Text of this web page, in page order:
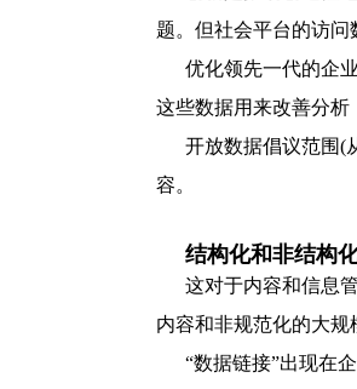
题。但社会平台的访问
优化领先一代的企
这些数据用来改善分析
开放数据倡议范围(
容。
结构化和非结构
这对于内容和信息
内容和非规范化的大规
“数据链接”出现在